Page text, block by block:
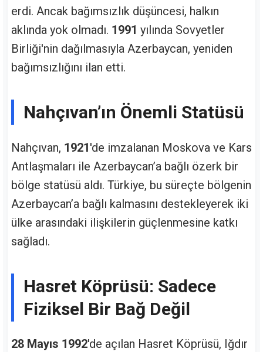
erdi. Ancak bağımsızlık düşüncesi, halkın
aklında yok olmadı. 1991 yılında Sovyetler
Birliği'nin dağılmasıyla Azerbaycan, yeniden
bağımsızlığını ilan etti.
Nahçıvan’ın Önemli Statüsü
Nahçıvan, 1921'de imzalanan Moskova ve Kars
Antlaşmaları ile Azerbaycan’a bağlı özerk bir
bölge statüsü aldı. Türkiye, bu süreçte bölgenin
Azerbaycan’a bağlı kalmasını destekleyerek iki
ülke arasındaki ilişkilerin güçlenmesine katkı
sağladı.
Hasret Köprüsü: Sadece
Fiziksel Bir Bağ Değil
28 Mayıs 1992'de açılan Hasret Köprüsü, Iğdır